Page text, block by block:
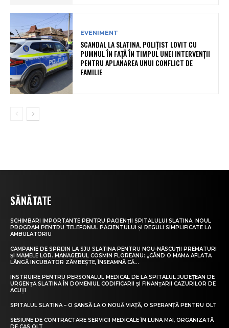
EVENIMENT
SCANDAL LA SLATINA. POLIȚIST LOVIT CU
PUMNUL ÎN FAȚĂ ÎN TIMPUL UNEI INTERVENȚII
PENTRU APLANAREA UNUI CONFLICT DE
FAMILIE
SĂNĂTATE
SCHIMBĂRI IMPORTANTE PENTRU PACIENȚII SPITALULUI SLATINA. NOUL
PROGRAM PENTRU TELEFONUL PACIENTULUI ȘI REGULI SIMPLIFICATE LA
AMBULATORIU
CAMPANIE DE SPRIJIN LA SJU SLATINA PENTRU NOU-NĂSCUȚII PREMATURI
ȘI MAMELE LOR. MANAGERUL COSMIN FLOREANU: „CÂND O MAMĂ AFLATĂ
LÂNGĂ INCUBATOR ZÂMBEȘTE, ÎNSEAMNĂ CĂ...
INSTRUIRE PENTRU PERSONALUL MEDICAL DE LA SPITALUL JUDEȚEAN DE
URGENȚĂ SLATINA ÎN DOMENIUL CODIFICĂRII ȘI FINANȚĂRII CAZURILOR DE
ACUȚI
SPITALUL SLATINA – O ȘANSĂ LA O NOUĂ VIAȚĂ, O SPERANȚĂ PENTRU OLT
SESIUNE DE CONTRACTARE SERVICII MEDICALE ÎN LUNA MAI, ORGANIZATĂ